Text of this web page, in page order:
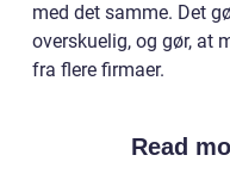
med det samme. Det
overskuelig, og gør, at
fra flere firmaer.
Read